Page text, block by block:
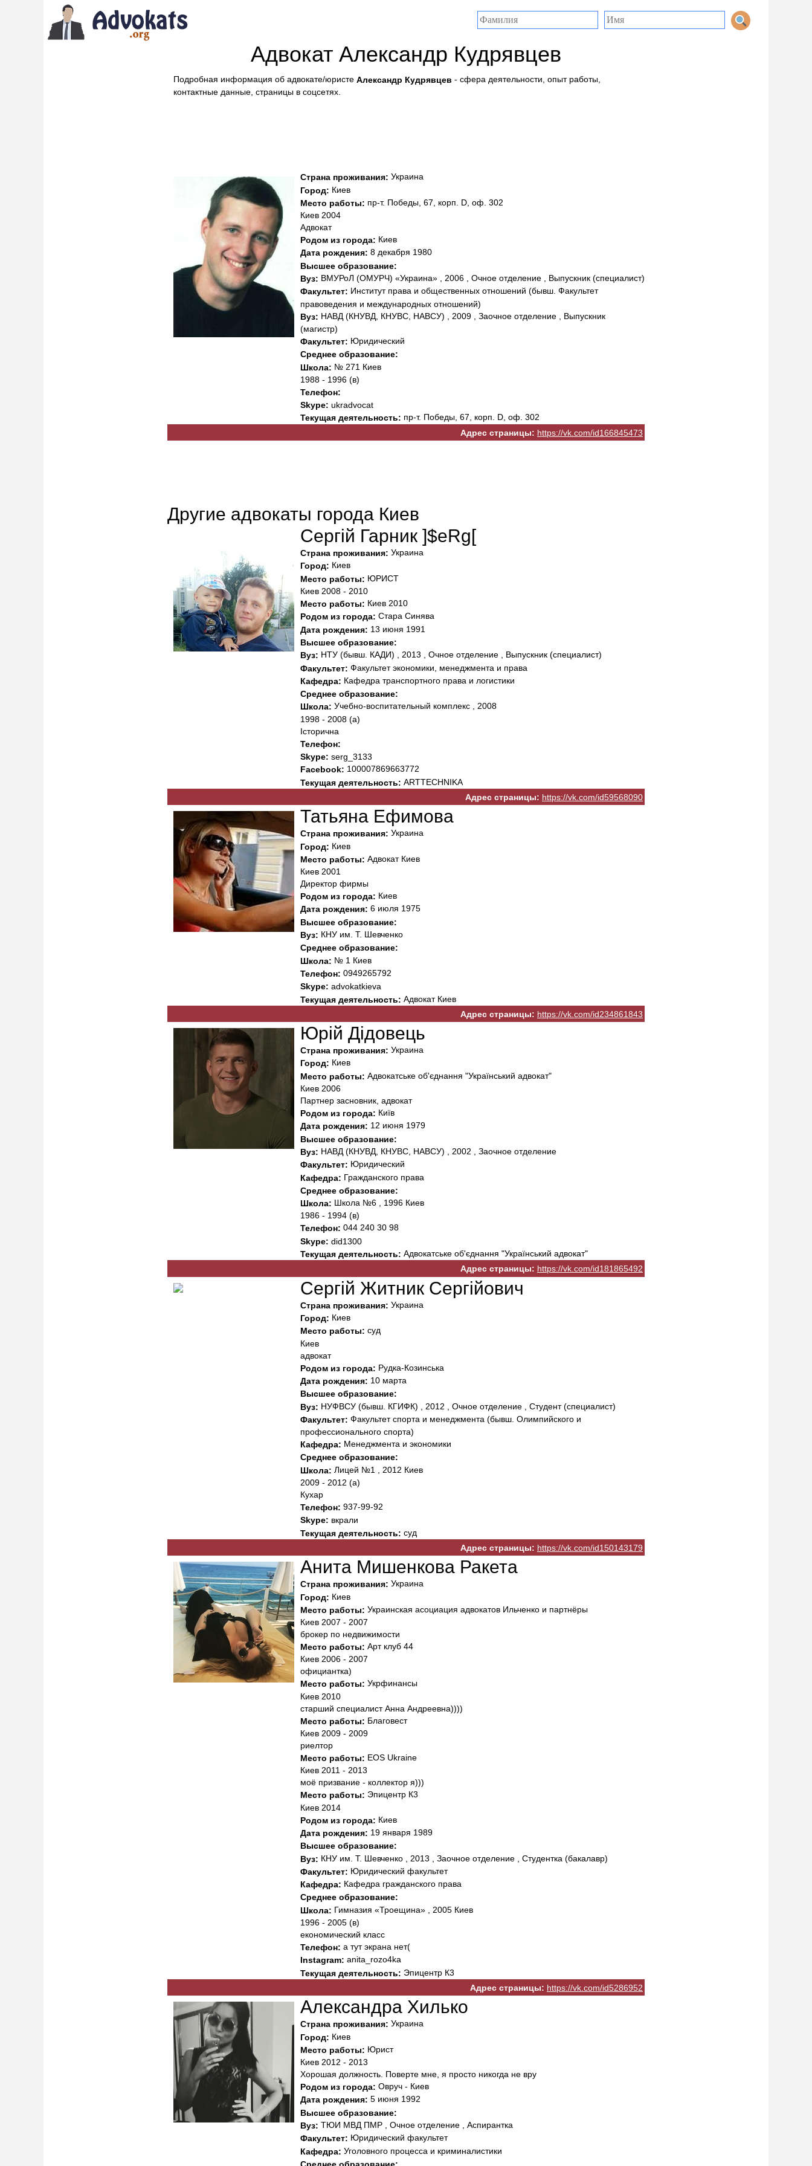
Адвокат Александр Кудрявцев
Подробная информация об адвокате/юристе Александр Кудрявцев - сфера деятельности, опыт работы,
контактные данные, страницы в соцсетях.
Страна проживания: Украина
Город: Киев
Место работы: пр-т. Победы, 67, корп. D, оф. 302
Киев 2004
Адвокат
Родом из города: Киев
Дата рождения: 8 декабря 1980
Высшее образование:
Вуз: ВМУРоЛ (ОМУРЧ) «Украина» , 2006 , Очное отделение , Выпускник (специалист)
Факультет: Институт права и общественных отношений (бывш. Факультет
правоведения и международных отношений)
Вуз: НАВД (КНУВД, КНУВС, НАВСУ) , 2009 , Заочное отделение , Выпускник
(магистр)
Факультет: Юридический
Среднее образование:
Школа: № 271 Киев
1988 - 1996 (в)
Телефон:
Skype: ukradvocat
Текущая деятельность: пр-т. Победы, 67, корп. D, оф. 302
Адрес страницы: https://vk.com/id166845473
Другие адвокаты города Киев
Сергій Гарник ]$eRg[
Страна проживания: Украина
Город: Киев
Место работы: ЮРИСТ
Киев 2008 - 2010
Место работы: Киев 2010
Родом из города: Стара Синява
Дата рождения: 13 июня 1991
Высшее образование:
Вуз: НТУ (бывш. КАДИ) , 2013 , Очное отделение , Выпускник (специалист)
Факультет: Факультет экономики, менеджмента и права
Кафедра: Кафедра транспортного права и логистики
Среднее образование:
Школа: Учебно-воспитательный комплекс , 2008
1998 - 2008 (а)
Історична
Телефон:
Skype: serg_3133
Facebook: 100007869663772
Текущая деятельность: ARTTEСHNIKA
Адрес страницы: https://vk.com/id59568090
Татьяна Ефимова
Страна проживания: Украина
Город: Киев
Место работы: Адвокат Киев
Киев 2001
Директор фирмы
Родом из города: Киев
Дата рождения: 6 июля 1975
Высшее образование:
Вуз: КНУ им. Т. Шевченко
Среднее образование:
Школа: № 1 Киев
Телефон: 0949265792
Skype: advokatkieva
Текущая деятельность: Адвокат Киев
Адрес страницы: https://vk.com/id234861843
Юрій Дідовець
Страна проживания: Украина
Город: Киев
Место работы: Адвокатське об'єднання "Український адвокат"
Киев 2006
Партнер засновник, адвокат
Родом из города: Київ
Дата рождения: 12 июня 1979
Высшее образование:
Вуз: НАВД (КНУВД, КНУВС, НАВСУ) , 2002 , Заочное отделение
Факультет: Юридический
Кафедра: Гражданского права
Среднее образование:
Школа: Школа №6 , 1996 Киев
1986 - 1994 (в)
Телефон: 044 240 30 98
Skype: did1300
Текущая деятельность: Адвокатське об'єднання "Український адвокат"
Адрес страницы: https://vk.com/id181865492
Сергій Житник Сергійович
Страна проживания: Украина
Город: Киев
Место работы: суд
Киев
адвокат
Родом из города: Рудка-Козинська
Дата рождения: 10 марта
Высшее образование:
Вуз: НУФВСУ (бывш. КГИФК) , 2012 , Очное отделение , Студент (специалист)
Факультет: Факультет спорта и менеджмента (бывш. Олимпийского и
профессионального спорта)
Кафедра: Менеджмента и экономики
Среднее образование:
Школа: Лицей №1 , 2012 Киев
2009 - 2012 (а)
Кухар
Телефон: 937-99-92
Skype: вкрали
Текущая деятельность: суд
Адрес страницы: https://vk.com/id150143179
Анита Мишенкова Ракета
Страна проживания: Украина
Город: Киев
Место работы: Украинская асоциация адвокатов Ильченко и партнёры
Киев 2007 - 2007
брокер по недвижимости
Место работы: Арт клуб 44
Киев 2006 - 2007
официантка)
Место работы: Укрфинансы
Киев 2010
старший специалист Анна Андреевна))))
Место работы: Благовест
Киев 2009 - 2009
риелтор
Место работы: EOS Ukraine
Киев 2011 - 2013
моё призвание - коллектор я)))
Место работы: Эпицентр К3
Киев 2014
Родом из города: Киев
Дата рождения: 19 января 1989
Высшее образование:
Вуз: КНУ им. Т. Шевченко , 2013 , Заочное отделение , Студентка (бакалавр)
Факультет: Юридический факультет
Кафедра: Кафедра гражданского права
Среднее образование:
Школа: Гимназия «Троещина» , 2005 Киев
1996 - 2005 (в)
економический класс
Телефон: а тут экрана нет(
Instagram: anita_rozo4ka
Текущая деятельность: Эпицентр К3
Адрес страницы: https://vk.com/id5286952
Александра Хилько
Страна проживания: Украина
Город: Киев
Место работы: Юрист
Киев 2012 - 2013
Хорошая должность. Поверте мне, я просто никогда не вру
Родом из города: Овруч - Киев
Дата рождения: 5 июня 1992
Высшее образование:
Вуз: ТЮИ МВД ПМР , Очное отделение , Аспирантка
Факультет: Юридический факультет
Кафедра: Уголовного процесса и криминалистики